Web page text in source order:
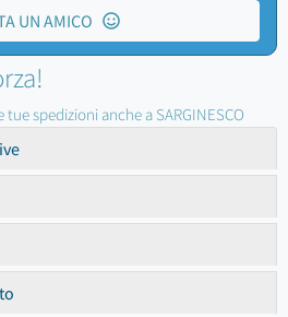
UN AMICO
spedizioni anche a SARGINESCO